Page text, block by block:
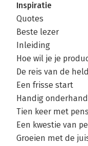
Inspiratie
Quotes
Beste lezer
Inleiding
Hoe wil je je
De reis van de held
Een frisse start
Handig
Tien keer met
Een kwestie van
Groeien met de